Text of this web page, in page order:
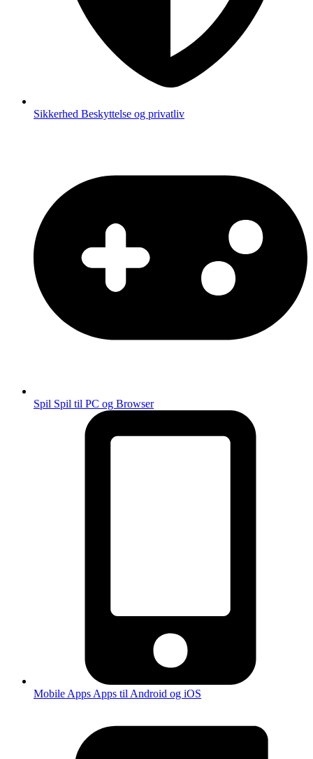
Sikkerhed Beskyttelse og privatliv
Spil Spil til PC og Browser
Mobile Apps Apps til Android og iOS